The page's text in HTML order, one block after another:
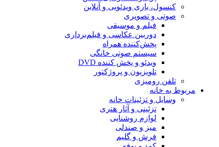
کنسول، بازی‌ ویدئویی و آنلاین
صوتی و تصویری
فیلم و موسیقی
دوربین عکاسی و فیلم‌برداری
پخش‌کننده همراه
سیستم صوتی خانگی
ویدئو و پخش کننده DVD
تلویزیون و پروژکتور
تلفن رومیزی
مربوط به خانه
وسایل و تزئینات خانه
تزئینی و آثار هنری
لوازم روشنایی
میز و صندلی
فرش و گلیم